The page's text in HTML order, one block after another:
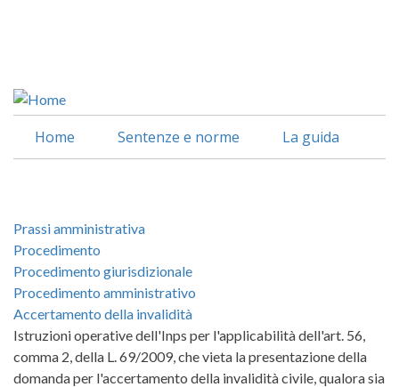
Home Sentenze e norme La guida
Prassi amministrativa
Procedimento
Procedimento giurisdizionale
Procedimento amministrativo
Accertamento della invalidità
Istruzioni operative dell'Inps per l'applicabilità dell'art. 56,
comma 2, della L. 69/2009, che vieta la presentazione della
domanda per l'accertamento della invalidità civile, qualora sia